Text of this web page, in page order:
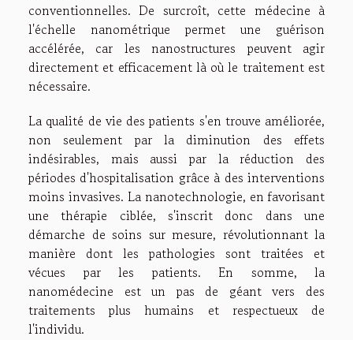
conventionnelles. De surcroît, cette médecine à
l'échelle nanométrique permet une guérison
accélérée, car les nanostructures peuvent agir
directement et efficacement là où le traitement est
nécessaire.
La qualité de vie des patients s'en trouve améliorée,
non seulement par la diminution des effets
indésirables, mais aussi par la réduction des
périodes d'hospitalisation grâce à des interventions
moins invasives. La nanotechnologie, en favorisant
une thérapie ciblée, s'inscrit donc dans une
démarche de soins sur mesure, révolutionnant la
manière dont les pathologies sont traitées et
vécues par les patients. En somme, la
nanomédecine est un pas de géant vers des
traitements plus humains et respectueux de
l'individu.